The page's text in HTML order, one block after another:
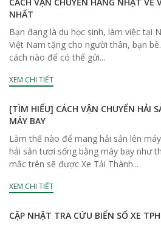
NHẤT
Bạn đang là du học sinh, làm việc tại
Việt Nam tặng cho người thân, bạn
cách nào để có thể gửi...
XEM CHI TIẾT
[TÌM HIỂU] CÁCH VẬN CHUYỂN HẢI
MÁY BAY
Làm thế nào để mang hải sản lên
hải sản tươi sống bằng máy bay như
mắc trên sẽ được Xe Tải Thành...
XEM CHI TIẾT
CẬP NHẬT TRA CỨU BIỂN SỐ XE